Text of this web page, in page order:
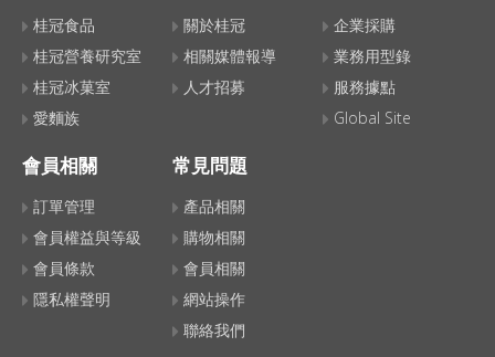
桂冠食品
桂冠營養研究室
桂冠冰菓室
愛麵族
關於桂冠
相關媒體報導
人才招募
企業採購
業務用型錄
服務據點
Global Site
會員相關
訂單管理
會員權益與等級
會員條款
隱私權聲明
常見問題
產品相關
購物相關
會員相關
網站操作
聯絡我們